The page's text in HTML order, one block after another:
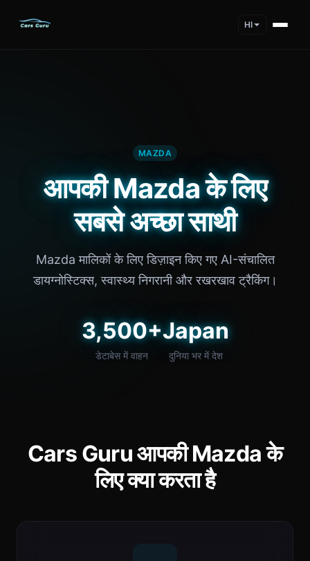
HI
MAZDA
आपकी Mazda के लिए
सबसे अच्छा साथी
Mazda मालिकों के लिए डिज़ाइन किए गए AI-संचालित
डायग्नोस्टिक्स, स्वास्थ्य निगरानी और रखरखाव ट्रैकिंग।
3,500+
डेटाबेस में वाहन
Japan
दुनिया भर में देश
Cars Guru आपकी Mazda के
लिए क्या करता है